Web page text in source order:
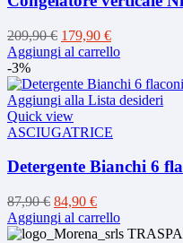
209,90€ Il
prezzo
era:
209,90 €.
179,90 €Il
prezzo
è:
179,90 €.
Aggiungi al carrello
-3%
Aggiungi alla Lista desideri
Quick view
ASCIUGATRICE
Detergente Bianchi 6
87,90€ Il
prezzo
originale
84,90 €Il
prezzo
attuale
Aggiungi al carrello